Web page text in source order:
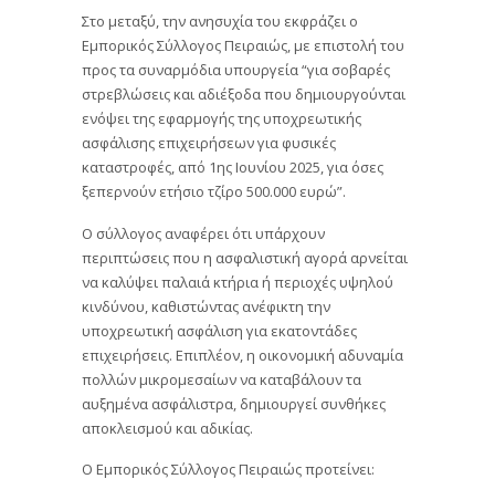
Στο μεταξύ, την ανησυχία του εκφράζει ο
Εμπορικός Σύλλογος Πειραιώς, με επιστολή του
προς τα συναρμόδια υπουργεία “για σοβαρές
στρεβλώσεις και αδιέξοδα που δημιουργούνται
ενόψει της εφαρμογής της υποχρεωτικής
ασφάλισης επιχειρήσεων για φυσικές
καταστροφές, από 1ης Ιουνίου 2025, για όσες
ξεπερνούν ετήσιο τζίρο 500.000 ευρώ”.
Ο σύλλογος αναφέρει ότι υπάρχουν
περιπτώσεις που η ασφαλιστική αγορά αρνείται
να καλύψει παλαιά κτήρια ή περιοχές υψηλού
κινδύνου, καθιστώντας ανέφικτη την
υποχρεωτική ασφάλιση για εκατοντάδες
επιχειρήσεις. Επιπλέον, η οικονομική αδυναμία
πολλών μικρομεσαίων να καταβάλουν τα
αυξημένα ασφάλιστρα, δημιουργεί συνθήκες
αποκλεισμού και αδικίας.
Ο Εμπορικός Σύλλογος Πειραιώς προτείνει: